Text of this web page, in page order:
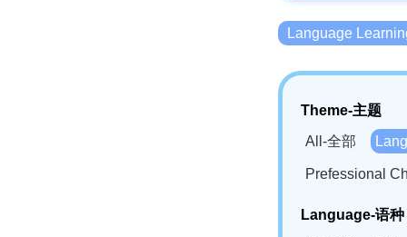
Language
Theme-主题
All-全部
Prefessional
Language-语种